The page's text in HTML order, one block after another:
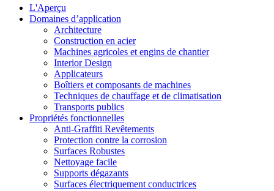
L'Aperçu
Domaines d’application
Architecture
Construction en acier
Machines agricoles et engins de chantier
Interior Design
Applicateurs
Boîtiers et composants de machines
Techniques de chauffage et de climatisation
Transports publics
Propriétés fonctionnelles
Anti-Graffiti Revêtements
Protection contre la corrosion
Surfaces Robustes
Nettoyage facile
Supports dégazants
Surfaces électriquement conductrices